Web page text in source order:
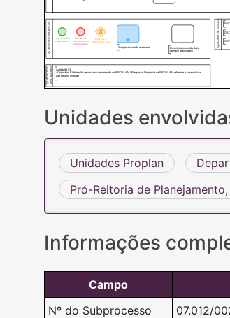
QUADRO DE SIMBOLOS Início de um
subprocesso
Fim de um
caminho ou do
subprocesso
Conecta e
direciona o fluxo
Subprocesso não mapeado
Descrição resumida da(s)
tarefa(s) realizada(s)
QUADRO DE SIGLAS CCF
QUADRO DEANOTAÇÕES Anotação 01
- Originário: Elaboração de um novo memorando da PROPLAN / Resposta: Resposta da PROPLAN referente a uma solicita
ção de uma unidade
Unidades
Unidades Proplan
Pró-Reitoria de
Informações
Campo
Nº do Subprocesso
07.012/